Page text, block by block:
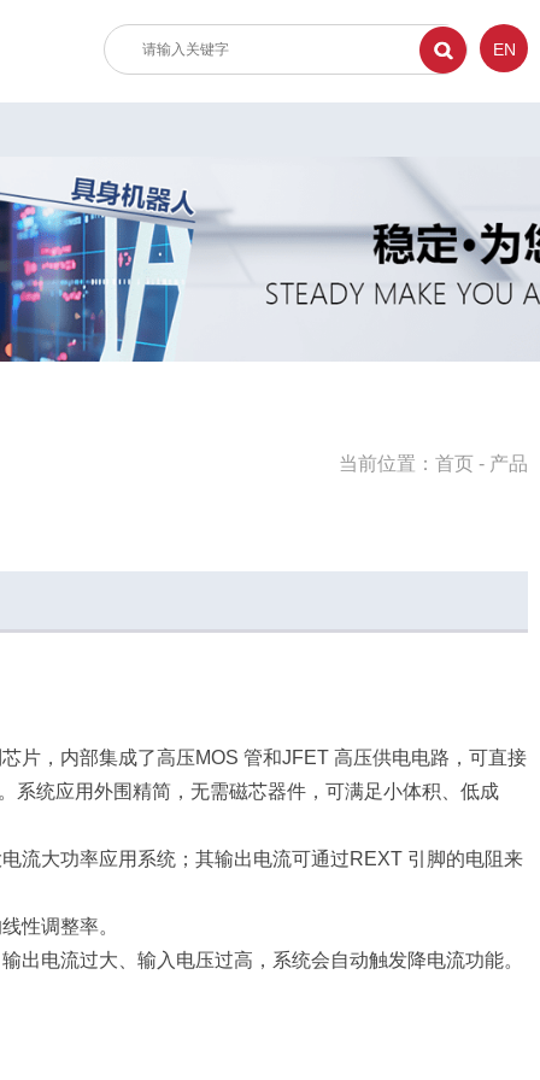
EN
当前位置： 首页 - 产品
片，内部集成了高压MOS 管和JFET 高压供电电路，可直接
系统应用外围精简， 无需磁芯器件，可满足小体积、低成
流大功率应用 系统；其输出电流可通过REXT 引脚的电阻来
性调整率。
出电流过大、 输入电压过高，系统会自动触发降电流功能。